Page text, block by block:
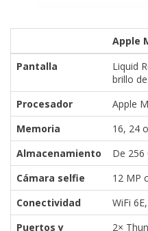
Apple
Pantalla
Liquid
brillo
Procesador
Apple
Memoria
16, 24
Almacenamiento
De 256
Cámara selfie
12 MP
Conectividad
WiFi
Puertos y
2×